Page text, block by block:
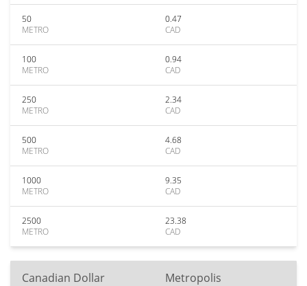
50
METRO
0.47
CAD
100
METRO
0.94
CAD
250
METRO
2.34
CAD
500
METRO
4.68
CAD
1000
METRO
9.35
CAD
2500
METRO
23.38
CAD
Canadian Dollar Metropolis